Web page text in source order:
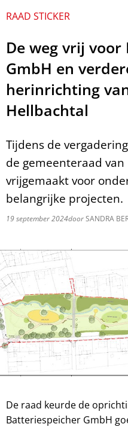
RAAD STICKER
De weg vrij
GmbH en
herinrichting
Hellbachtal
Tijdens de
de gemeenteraad
vrijgemaakt voor
belangrijke projecten.
19 september 2024doorSANDRA
De raad keurde de
Batteriespeicher GmbH